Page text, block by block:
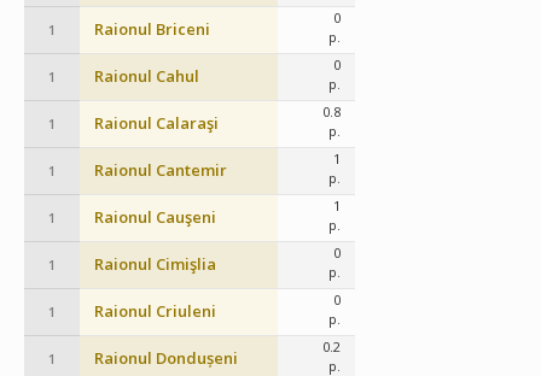
1 Raionul Briceni
0
p.
1 Raionul Cahul
0
p.
1 Raionul Calaraşi
0.8
p.
1 Raionul Cantemir
1
p.
1 Raionul Cauşeni
1
p.
1 Raionul Cimişlia
0
p.
1 Raionul Criuleni
0
p.
1 Raionul Dondușeni
0.2
p.